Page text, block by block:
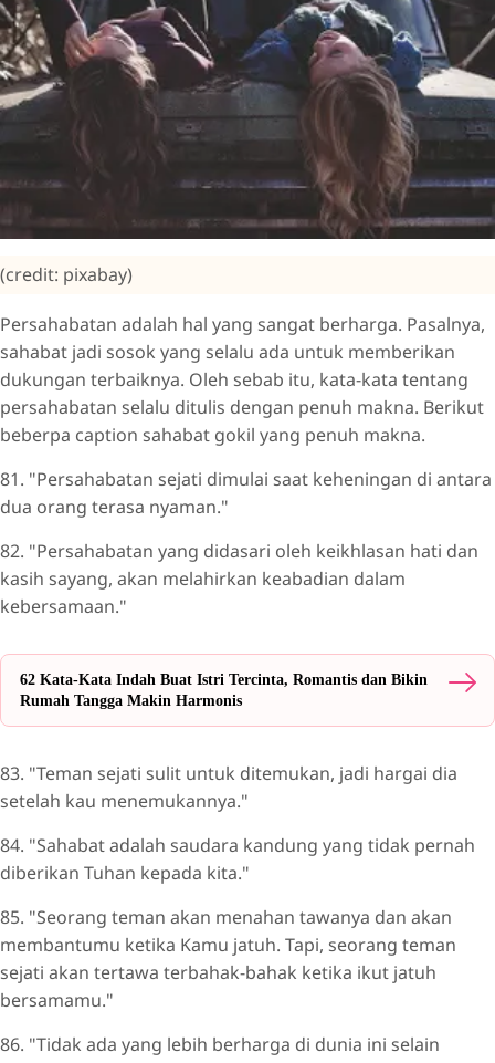
(credit: pixabay)
Persahabatan adalah hal yang sangat berharga. Pasalnya,
sahabat jadi sosok yang selalu ada untuk memberikan
dukungan terbaiknya. Oleh sebab itu, kata-kata tentang
persahabatan selalu ditulis dengan penuh makna. Berikut
beberpa caption sahabat gokil yang penuh makna.
81. "Persahabatan sejati dimulai saat keheningan di antara
dua orang terasa nyaman."
82. "Persahabatan yang didasari oleh keikhlasan hati dan
kasih sayang, akan melahirkan keabadian dalam
kebersamaan."
62 Kata-Kata Indah Buat Istri Tercinta, Romantis dan Bikin
Rumah Tangga Makin Harmonis
83. "Teman sejati sulit untuk ditemukan, jadi hargai dia
setelah kau menemukannya."
84. "Sahabat adalah saudara kandung yang tidak pernah
diberikan Tuhan kepada kita."
85. "Seorang teman akan menahan tawanya dan akan
membantumu ketika Kamu jatuh. Tapi, seorang teman
sejati akan tertawa terbahak-bahak ketika ikut jatuh
bersamamu."
86. "Tidak ada yang lebih berharga di dunia ini selain